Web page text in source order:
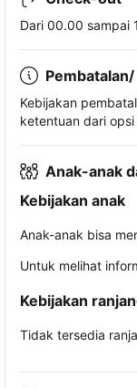
Dari 00.00 sampai
Kebijakan
ketentuan dari
Anak-anak
Kebijakan anak
Anak-anak bisa
Untuk melihat
Kebijakan
Tidak tersedia